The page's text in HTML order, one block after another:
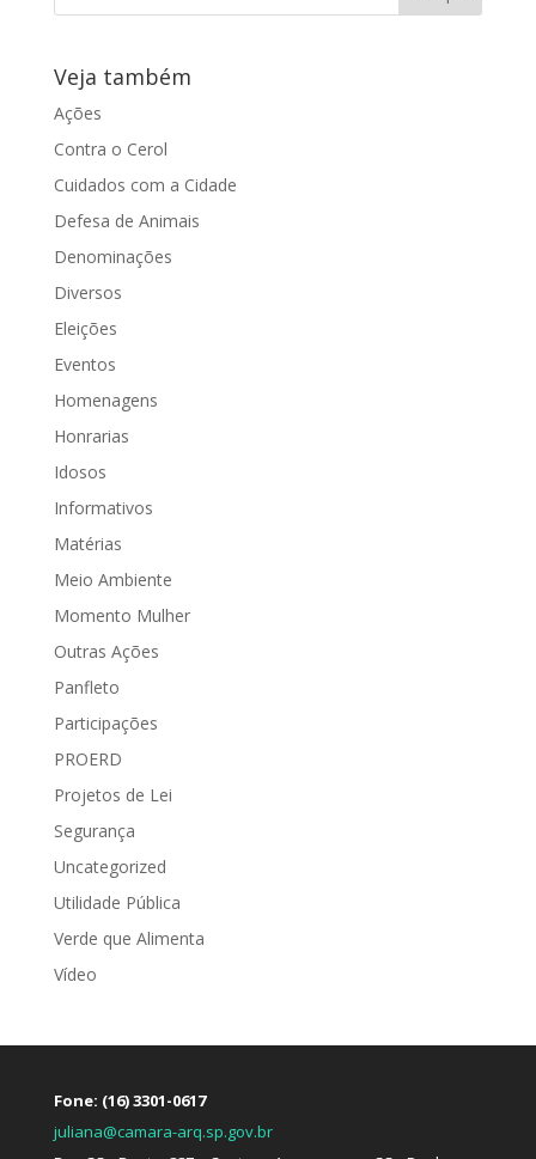
Veja também
Ações
Contra o Cerol
Cuidados com a Cidade
Defesa de Animais
Denominações
Diversos
Eleições
Eventos
Homenagens
Honrarias
Idosos
Informativos
Matérias
Meio Ambiente
Momento Mulher
Outras Ações
Panfleto
Participações
PROERD
Projetos de Lei
Segurança
Uncategorized
Utilidade Pública
Verde que Alimenta
Vídeo
Fone: (16) 3301-0617
juliana@camara-arq.sp.gov.br